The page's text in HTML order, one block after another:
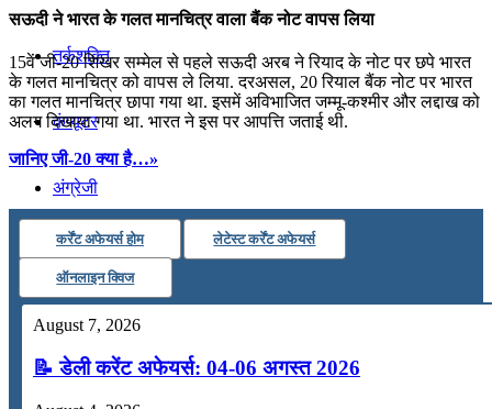
तर्कशक्ति
कंप्यूटर
अंग्रेजी
मॉक टेस्ट
टुडेज जीके
सऊदी ने भारत के गलत मानचित्र वाला बैंक नोट वापस लिया
15वें जी-20 शिखर सम्मेल से पहले सऊदी अरब ने रियाद के नोट पर छपे भारत
के गलत मानचित्र को वापस ले लिया. दरअसल, 20 रियाल बैंक नोट पर भारत
का गलत मानचित्र छापा गया था. इसमें अविभाजित जम्मू-कश्मीर और लद्दाख को
अलग दिखाया गया था. भारत ने इस पर आपत्ति जताई थी.
जानिए जी-20 क्या है…»
कर्रेंट अफेयर्स होम लेटेस्ट कर्रेंट अफेयर्स
ऑनलाइन क्विज
August 7, 2026
📝 डेली करेंट अफेयर्स: 04-06 अगस्त 2026